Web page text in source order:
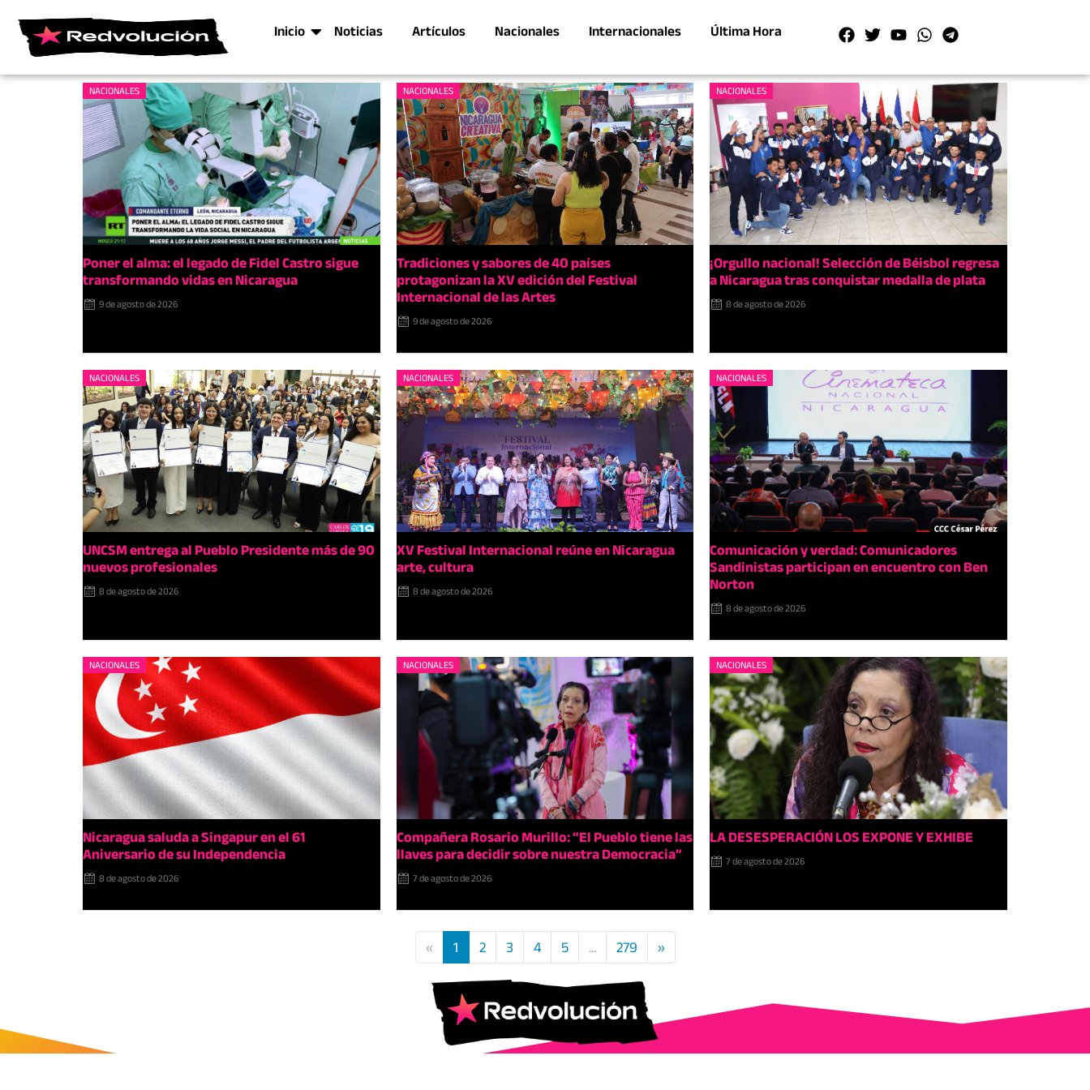
Inicio Noticias Artículos Nacionales Internacionales Última Hora
NACIONALES
Poner el alma: el legado de Fidel Castro sigue
transformando vidas en Nicaragua
9 de agosto de 2026
NACIONALES
Tradiciones y sabores de 40 países
protagonizan la XV edición del Festival
Internacional de las Artes
9 de agosto de 2026
NACIONALES
¡Orgullo nacional! Selección de Béisbol regresa
a Nicaragua tras conquistar medalla de plata
8 de agosto de 2026
NACIONALES
UNCSM entrega al Pueblo Presidente más de 90
nuevos profesionales
8 de agosto de 2026
NACIONALES
XV Festival Internacional reúne en Nicaragua
arte, cultura
8 de agosto de 2026
NACIONALES
Comunicación y verdad: Comunicadores
Sandinistas participan en encuentro con Ben
Norton
8 de agosto de 2026
NACIONALES
Nicaragua saluda a Singapur en el 61
Aniversario de su Independencia
8 de agosto de 2026
NACIONALES
Compañera Rosario Murillo: “El Pueblo tiene las
llaves para decidir sobre nuestra Democracia”
7 de agosto de 2026
NACIONALES
LA DESESPERACIÓN LOS EXPONE Y EXHIBE
7 de agosto de 2026
« 1 2 3 4 5 ... 279 »